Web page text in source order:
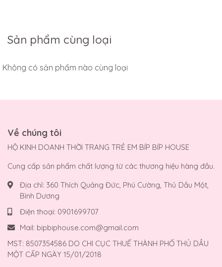
Sản phẩm cùng loại
Không có sản phẩm nào cùng loại
Về chúng tôi
HỘ KINH DOANH THỜI TRANG TRẺ EM BÍP BÍP HOUSE
Cung cấp sản phẩm chất lượng từ các thương hiệu hàng đầu.
Địa chỉ: 360 Thích Quảng Đức, Phú Cường, Thủ Dầu Một,
Bình Dương
Điện thoại: 0901699707
Mail: bipbiphouse.com@gmail.com
MST: 8507354586 DO CHI CỤC THUẾ THÀNH PHỐ THỦ DẦU
MỘT CẤP NGÀY 15/01/2018